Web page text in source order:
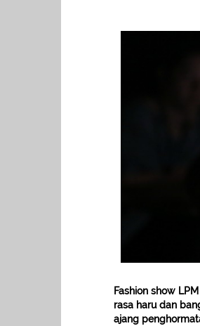
Fashion show
rasa haru dan
ajang